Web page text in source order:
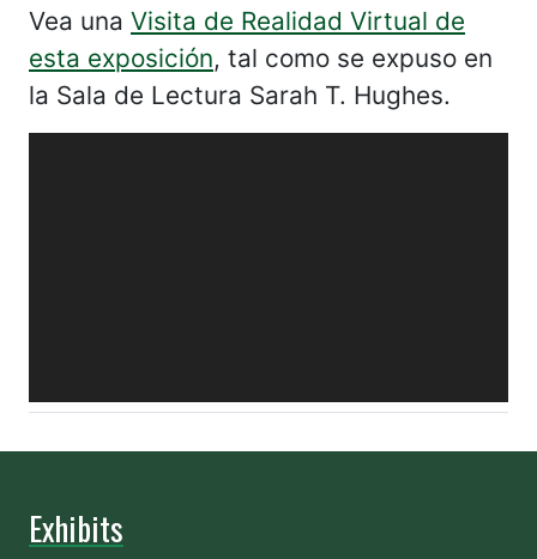
Vea una Visita de Realidad Virtual de
esta exposición, tal como se expuso en
la Sala de Lectura Sarah T. Hughes.
Exhibits